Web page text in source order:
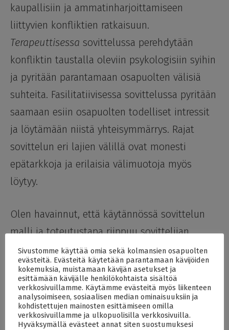
kaupallisiin ja ammatinharjoittamiseen
liittyvien konfliktien ratkaisuun.
Terapeuttisessa sovittelussa perehdytään
konfliktin taustalla oleviin psykologisiin syihin
ja pyritään parantamaan osapuolten välisiä
suhteita. Fasilitatiivisessa sovittelussa pyritään
saamaan esiin osapuolten todelliset intressit
ja löytämään niistä yhteisymmärrys. Rajat
sovittelun eri lajien välillä ovat monesti
epätarkkoja ja erilaisia välimuotoja myös
löytyy.
Olen havainnut, että käytännössä sovittelun
malli ja toteutustapa riippuu sovittelijan
persoonasta ja monesti myös sovittelun
ideaan liittymättömistä käsityksistä. Paljon
puhuva lause ”sovitella voi kuinka vaan”, on
itse kuulemistani käsityksistä äärimmäisin.
Kun sen esitti sovittelun asiantuntijana itseään
Sivustomme käyttää omia sekä kolmansien osapuolten
evästeitä. Evästeitä käytetään parantamaan kävijöiden
kokemuksia, muistamaan kävijän asetukset ja
esittämään kävijälle henkilökohtaista sisältöä
verkkosivuillamme. Käytämme evästeitä myös liikenteen
analysoimiseen, sosiaalisen median ominaisuuksiin ja
kohdistettujen mainosten esittämiseen omilla
verkkosivuillamme ja ulkopuolisilla verkkosivuilla.
Hyväksymällä evästeet annat siten suostumuksesi